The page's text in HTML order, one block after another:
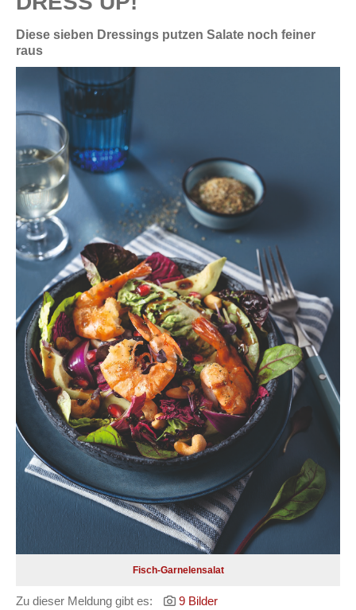
KONTAKT
Diese sieben Dressings putzen Salate noch feiner
raus
Fisch-Garnelensalat
Zu dieser Meldung gibt es: 9 Bilder